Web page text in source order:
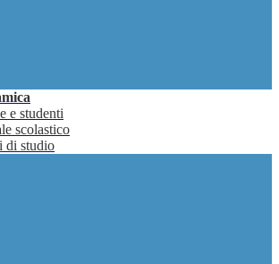
e studenti
scolastico
di studio